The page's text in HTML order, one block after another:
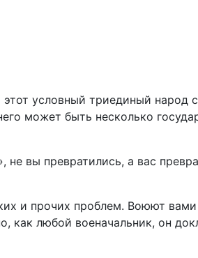
условный триединый народ
может быть несколько
вы превратились, а вас
и прочих проблем. Воюют
любой военачальник, он